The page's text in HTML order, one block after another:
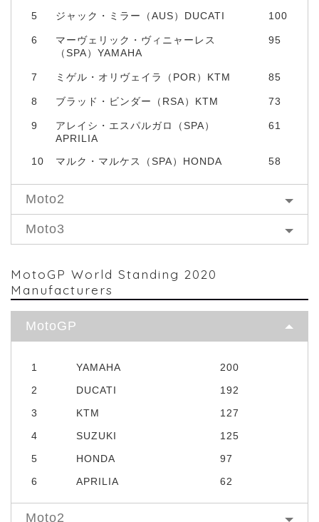
5 ジャック・ミラー（AUS）DUCATI 100
6
マーヴェリック・ヴィニャーレス
（SPA）YAMAHA
95
7 ミゲル・オリヴェイラ（POR）KTM 85
8 ブラッド・ビンダー（RSA）KTM 73
9
アレイシ・エスパルガロ（SPA）
APRILIA
61
10 マルク・マルケス（SPA）HONDA 58
Moto2
Moto3
MotoGP World Standing 2020
Manufacturers
MotoGP
1 YAMAHA
200
2
DUCATI
192
3
KTM
127
4
SUZUKI
125
5
HONDA
97
6
APRILIA 62
Moto2